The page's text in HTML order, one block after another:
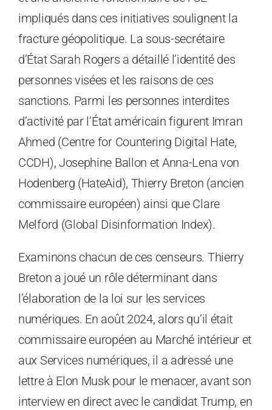
impliqués dans ces initiatives soulignent la
fracture géopolitique. La sous-secrétaire
d’État Sarah Rogers a détaillé l’identité des
personnes visées et les raisons de ces
sanctions. Parmi les personnes interdites
d’activité par l’État américain figurent Imran
Ahmed (Centre for Countering Digital Hate,
CCDH), Josephine Ballon et Anna-Lena von
Hodenberg (HateAid), Thierry Breton (ancien
commissaire européen) ainsi que Clare
Melford (Global Disinformation Index).
Examinons chacun de ces censeurs. Thierry
Breton a joué un rôle déterminant dans
l’élaboration de la loi sur les services
numériques. En août 2024, alors qu’il était
commissaire européen au Marché intérieur et
aux Services numériques, il a adressé une
lettre à Elon Musk pour le menacer, avant son
interview en direct avec le candidat Trump, en